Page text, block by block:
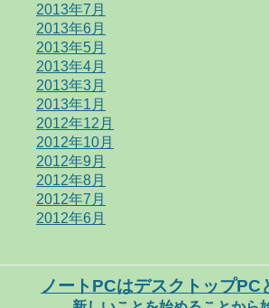
2013年7月
2013年6月
2013年5月
2013年4月
2013年3月
2013年1月
2012年12月
2012年10月
2012年9月
2012年8月
2012年7月
2012年6月
ノートPCはデスクトップPC